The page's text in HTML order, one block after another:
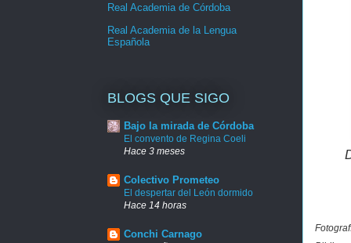
Real Academia de Córdoba
Real Academia de la Lengua
Española
BLOGS QUE SIGO
Bajo la mirada de Córdoba
El convento de Regina Coeli
Hace 3 meses
Colectivo Prometeo
El despertar del León dormido
Hace 14 horas
Conchi Carnago